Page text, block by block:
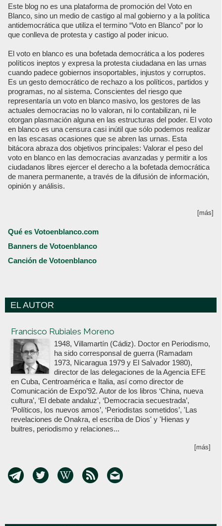
Este blog no es una plataforma de promoción del Voto en
Blanco, sino un medio de castigo al mal gobierno y a la política
antidemocrática que utiliza el termino “Voto en Blanco” por lo
que conlleva de protesta y castigo al poder inicuo.
El voto en blanco es una bofetada democrática a los poderes
políticos ineptos y expresa la protesta ciudadana en las urnas
cuando padece gobiernos insoportables, injustos y corruptos.
Es un gesto democrático de rechazo a los políticos, partidos y
programas, no al sistema. Conscientes del riesgo que
representaría un voto en blanco masivo, los gestores de las
actuales democracias no lo valoran, ni lo contabilizan, ni le
otorgan plasmación alguna en las estructuras del poder. El voto
en blanco es una censura casi inútil que sólo podemos realizar
en las escasas ocasiones que se abren las urnas. Esta
bitácora abraza dos objetivos principales: Valorar el peso del
voto en blanco en las democracias avanzadas y permitir a los
ciudadanos libres ejercer el derecho a la bofetada democrática
de manera permanente, a través de la difusión de información,
opinión y análisis.
[más]
Qué es Votoenblanco.com
Banners de Votoenblanco
Canción de Votoenblanco
EL AUTOR
Francisco Rubiales Moreno
1948, Villamartín (Cádiz). Doctor en Periodismo,
ha sido corresponsal de guerra (Ramadam
1973, Nicaragua 1979 y El Salvador 1980),
director de las delegaciones de la Agencia EFE
en Cuba, Centroamérica e Italia, así como director de
Comunicación de Expo’92. Autor de los libros ‘China, nueva
cultura’, ‘El debate andaluz’, ‘Democracia secuestrada’,
‘Políticos, los nuevos amos’, ‘Periodistas sometidos’, 'Las
revelaciones de Onakra, el escriba de Dios' y 'Hienas y
buitres, periodismo y relaciones...
[más]